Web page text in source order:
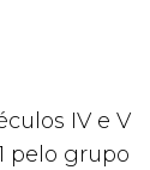
IV e V
pelo grupo